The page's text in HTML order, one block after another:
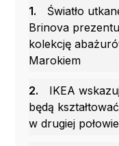
1.
Światło
Brinova
kolekcję
Marokiem
2.
IKEA
będą
w drugiej